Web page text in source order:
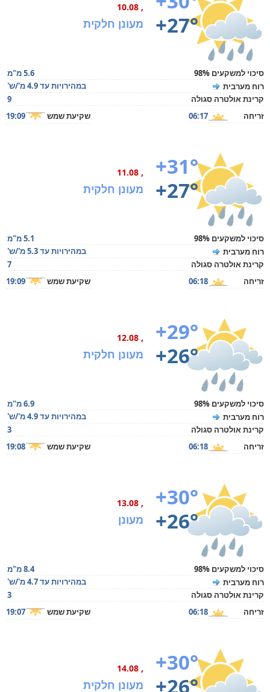
+27°
, 10.08
מעונן חלקית
סיכוי למשקעים 98%
5.6 מ"מ
רוח מערבית
במהירויות עד 4.9 מ'/ש'
קרינת אולטרה סגולה
9
זריחה
06:17 שקיעת שמש 19:09
+31°
+27°
, 11.08
מעונן חלקית
סיכוי למשקעים 98%
5.1 מ"מ
רוח מערבית
במהירויות עד 5.3 מ'/ש'
קרינת אולטרה סגולה
7
זריחה
06:18 שקיעת שמש 19:09
+29°
+26°
, 12.08
מעונן חלקית
סיכוי למשקעים 98%
6.9 מ"מ
רוח מערבית
במהירויות עד 4.9 מ'/ש'
קרינת אולטרה סגולה
3
זריחה
06:18 שקיעת שמש 19:08
+30°
+26°
, 13.08
מעונן
סיכוי למשקעים 98%
8.4 מ"מ
רוח מערבית
במהירויות עד 4.7 מ'/ש'
קרינת אולטרה סגולה
3
זריחה
06:18 שקיעת שמש 19:07
+30°
+26°
, 14.08
מעונן חלקית